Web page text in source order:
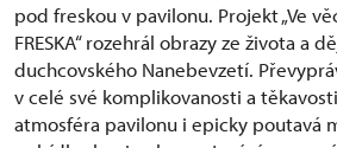
pod freskou v pavilonu. Projekt „Ve
FRESKA“rozehrál obrazy ze života a
duchcovského Nanebevzetí.
v celé své komplikovanosti a
atmosféra pavilonu i epicky poutavá